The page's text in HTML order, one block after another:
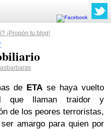
¡Propón tu blog!
de ETA se haya vuelto
que llaman traidor y
de los peores terroristas,
amargo para quien por